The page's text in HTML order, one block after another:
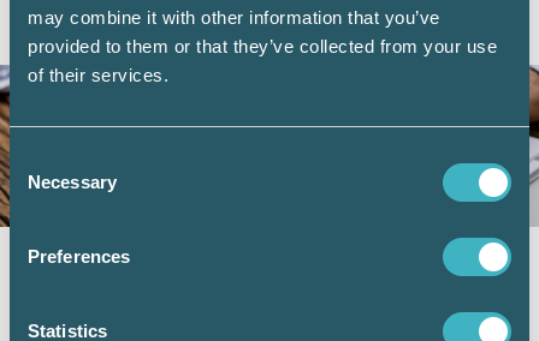
may combine it with other information that you’ve
provided to them or that they’ve collected from your use
of their services.
Consent
Selection
Necessary
Preferences
Statistics
AKTUELLA ARTIKLAR
Momsregistrering hos Skatteverket – nya
4 juni 2026